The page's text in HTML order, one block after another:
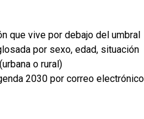
que vive por debajo del umbral
por sexo, edad, situación
o rural)
2030 por correo electrónico